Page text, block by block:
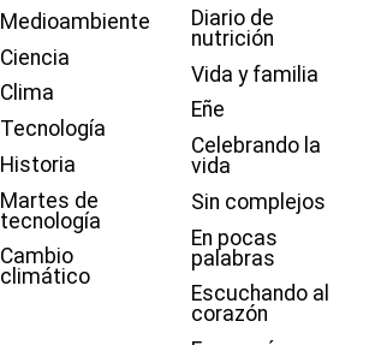
Medioambiente
Ciencia
Clima
Tecnología
Historia
Martes de
tecnología
Cambio
climático
Diario de
nutrición
Vida y familia
Eñe
Celebrando la
vida
Sin complejos
En pocas
palabras
Escuchando al
corazón